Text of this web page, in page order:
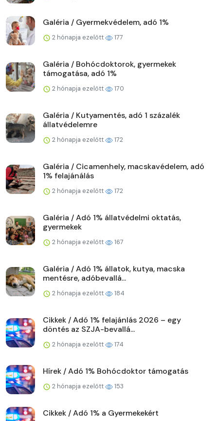
Galéria / Gyermekvédelem, adó 1%
2 hónapja ezelőtt 177
Galéria / Bohócdoktorok, gyermekek
támogatása, adó 1%
2 hónapja ezelőtt 170
Galéria / Kutyamentés, adó 1 százalék
állatvédelemre
2 hónapja ezelőtt 172
Galéria / Cicamenhely, macskavédelem, adó
1% felajánálás
2 hónapja ezelőtt 172
Galéria / Adó 1% állatvédelmi oktatás,
gyermekek
2 hónapja ezelőtt 167
Galéria / Adó 1% állatok, kutya, macska
mentésre, adóbevallá...
2 hónapja ezelőtt 184
Cikkek / Adó 1% felajánlás 2026 – egy
döntés az SZJA-bevallá...
2 hónapja ezelőtt 174
Hírek / Adó 1% Bohócdoktor támogatás
2 hónapja ezelőtt 153
Cikkek / Adó 1% a Gyermekekért